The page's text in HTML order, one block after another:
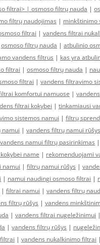
filtrai> | osmoso filtrų nauda |
filtrų naudojimas | minkštinimo
filtrai | vandens filtrai
osmoso filtrų nauda | atbulinio
vandens filtrus | kas yra
filtrai | osmoso filtrų nauda |
filtrai | vandens filtravimo
komfortui namuose |
filtrai kokybei | tinkamiausi
sistemos namui | filtrų
namui | vandens filtrų namui rūšys
vandens namui filtrų pasirinkimas |
name | rekomenduojami
namui | filtrų namui rūšys |
| namui naudingi osmoso filtrai |
| filtrai namui | vandens filtrų
filtrų rūšys | vandens
| vandens filtrai nugeležinimui |
| vandens filtrų rūšys |
| vandens nukalkinimo filtrai |